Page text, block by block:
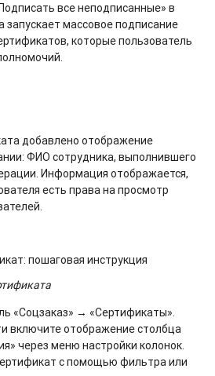
все неподписанные» в
массовое подписание
которые пользователь
добавлено отображение
ФИО сотрудника, выполнившего
Информация отображается,
есть права на просмотр
пошаговая инструкция
«Соцзаказ» → «Сертификаты».
включите отображение столбца
через меню настройки колонок.
с помощью фильтра или